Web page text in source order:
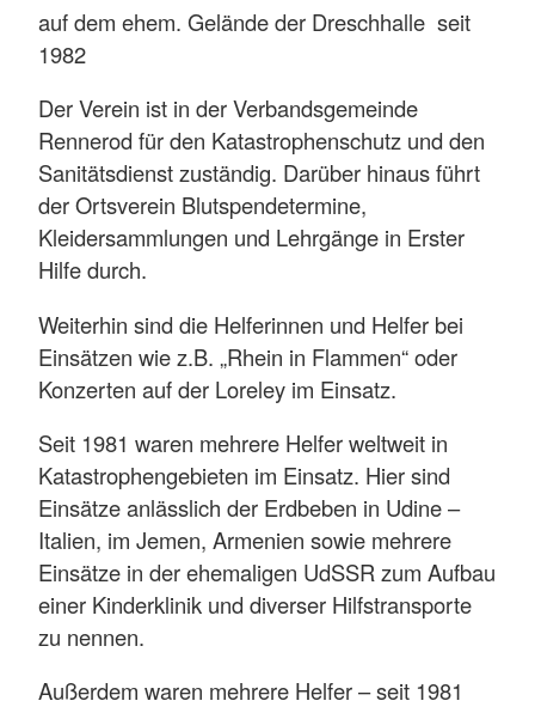
auf dem ehem. Gelände der Dreschhalle seit
1982
Der Verein ist in der Verbandsgemeinde
Rennerod für den Katastrophenschutz und den
Sanitätsdienst zuständig. Darüber hinaus führt
der Ortsverein Blutspendetermine,
Kleidersammlungen und Lehrgänge in Erster
Hilfe durch.
Weiterhin sind die Helferinnen und Helfer bei
Einsätzen wie z.B. „Rhein in Flammen“ oder
Konzerten auf der Loreley im Einsatz.
Seit 1981 waren mehrere Helfer weltweit in
Katastrophengebieten im Einsatz. Hier sind
Einsätze anlässlich der Erdbeben in Udine –
Italien, im Jemen, Armenien sowie mehrere
Einsätze in der ehemaligen UdSSR zum Aufbau
einer Kinderklinik und diverser Hilfstransporte
zu nennen.
Außerdem waren mehrere Helfer – seit 1981